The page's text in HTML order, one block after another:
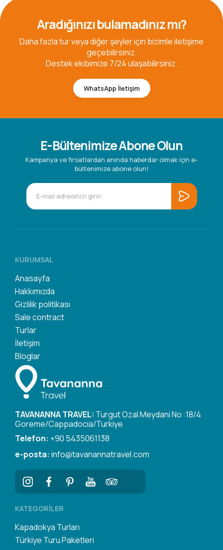
Aradığınızı bulamadınız mı?
Daha fazla tur veya diğer şeyler için bizimle iletişime
geçebilirsiniz.
Destek ekibimize 7/24 ulaşabilirsiniz.
WhatsApp İletişim
E-Bültenimize Abone Olun
Kampanya ve fırsatlardan anında haberdar olmak için e-
bültenimize abone olun!
KURUMSAL
Anasayfa
Hakkımızda
Gizlilik politikası
Sale contract
Turlar
İletişim
Bloglar
TAVANANNA TRAVEL: Turgut Ozal Meydani No :18/4
Goreme/Cappadocia/Turkiye
Telefon: +90 5435061138
e-posta: info@tavanannatravel.com
KATEGORILER
Kapadokya Turları
Türkiye Turu Paketleri